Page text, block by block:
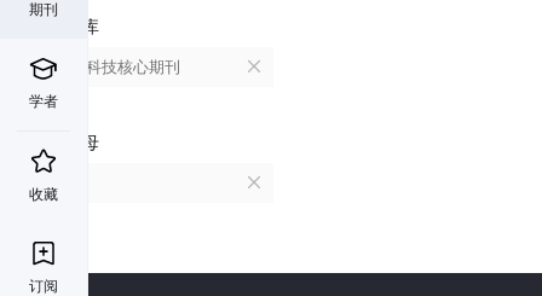
期刊
学者
收藏
订阅
数据库
中国科技核心期刊
首字母